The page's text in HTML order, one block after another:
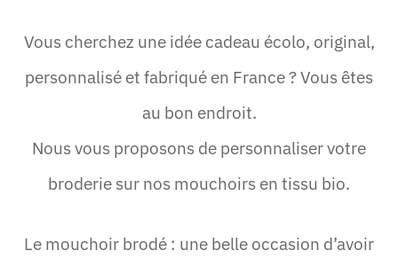
Vous cherchez une idée cadeau écolo, original,
personnalisé et fabriqué en France ? Vous êtes
au bon endroit.
Nous vous proposons de personnaliser votre
broderie sur nos mouchoirs en tissu bio.
Le mouchoir brodé : une belle occasion d’avoir